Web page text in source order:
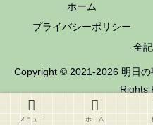
ホーム
プライバシーポリシー
全
Copyright © 2021-2026 明日の
Rights
メニュー ホーム